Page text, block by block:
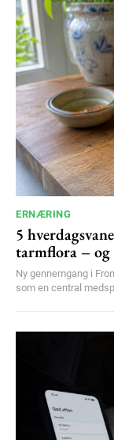
ERNÆRING
5
tarmflora –
Ny gennemgang i
som en central